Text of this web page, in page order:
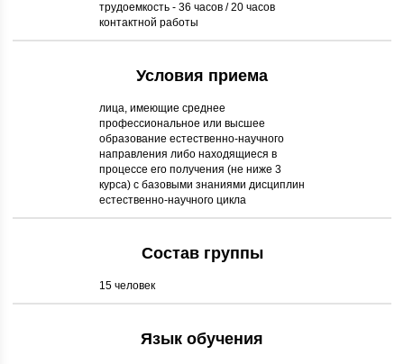
трудоемкость - 36 часов / 20 часов
контактной работы
Условия приема
лица, имеющие среднее
профессиональное или высшее
образование естественно-научного
направления либо находящиеся в
процессе его получения (не ниже 3
курса) с базовыми знаниями дисциплин
естественно-научного цикла
Состав группы
15 человек
Язык обучения